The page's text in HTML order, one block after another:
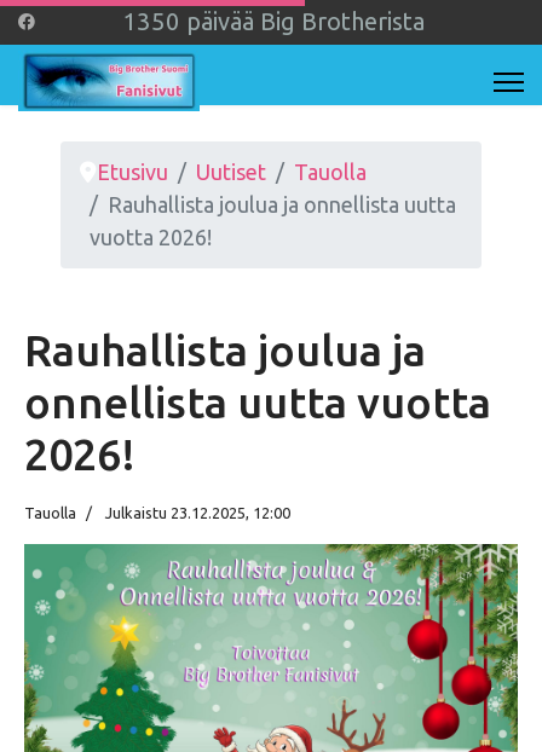
1 350 päivää Big Brotherista
Etusivu Uutiset
Tauolla
Rauhallista joulua ja onnellista uutta
vuotta 2026!
Rauhallista joulua ja
onnellista uutta vuotta
2026!
Tauolla Julkaistu 23.12.2025, 12:00